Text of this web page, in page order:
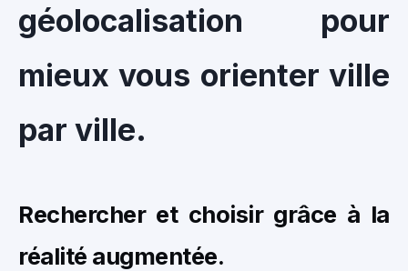
géolocalisation pour
mieux vous orienter ville
par ville.
Rechercher et choisir grâce à la
réalité augmentée.